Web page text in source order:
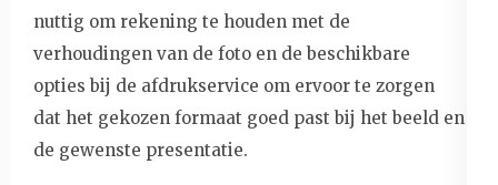
nuttig om rekening te houden met de
verhoudingen van de foto en de beschikbare
opties bij de afdrukservice om ervoor te zorgen
dat het gekozen formaat goed past bij het beeld en
de gewenste presentatie.